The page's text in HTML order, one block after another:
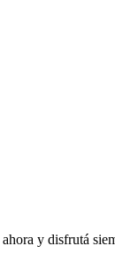
y disfrutá